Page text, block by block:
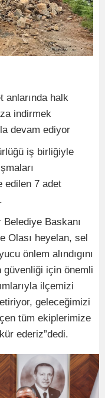
anlarında halk
indirmek
devam ediyor
iş birliğiyle
edilen 7 adet
Baskanı
Olası heyelan, sel
önlem alındıgını
güvenliği için önemli
ilçemizi
geleceğimizi
tüm ekiplerimize
ederiz”dedi.